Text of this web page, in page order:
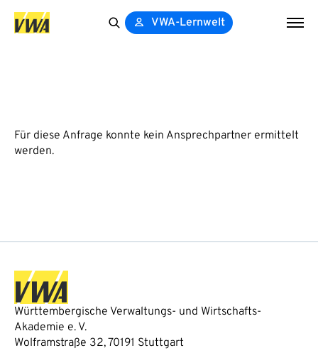
VWA-Lernwelt
Für diese Anfrage konnte kein Ansprechpartner ermittelt
werden.
Württembergische Verwaltungs- und Wirtschafts-
Akademie e. V.
Wolframstraße 32, 70191 Stuttgart